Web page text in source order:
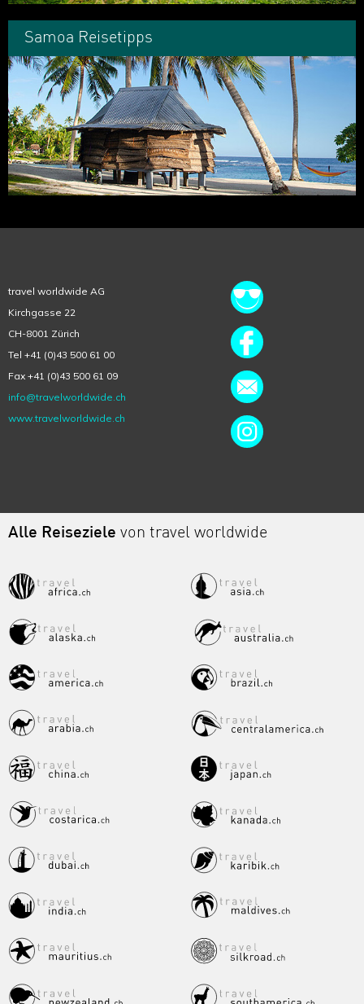
Samoa Reisetipps
travel worldwide AG
Kirchgasse 22
CH-8001 Zürich
Tel +41 (0)43 500 61 00
Fax +41 (0)43 500 61 09
info@travelworldwide.ch
www.travelworldwide.ch
Alle Reiseziele von travel worldwide